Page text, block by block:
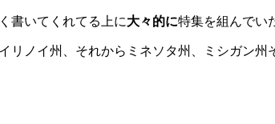
書いてくれてる上に大々的に特集を組んでい
リノイ州、それからミネソタ州、ミシガン